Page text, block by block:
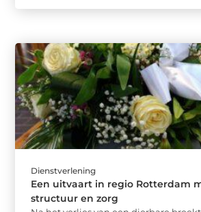
Dienstverlening
Een uitvaart in regio Rotterdam
structuur en zorg